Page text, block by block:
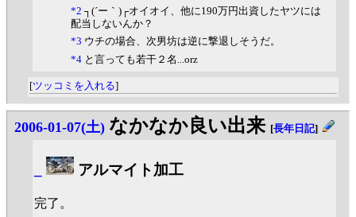
*2 ┐(´ー｀)┌オイオイ、他に190万円出資したヤツには
配当しないんか？
*3 ウチの場合、次男坊は逆に撃退しそうだ。
*4と言っても若干２名...orz
[ツッコミを入れる]
2006-01-07(土) なかなか良い出来 [長年日記]
アルマイト加工
完了。